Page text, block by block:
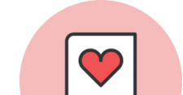
Перейти
содержимому